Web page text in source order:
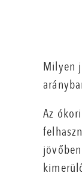
Milyen
Az